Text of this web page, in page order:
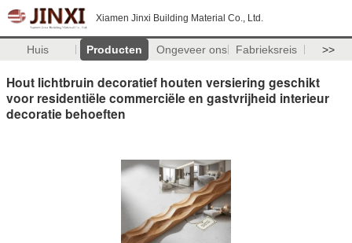
Xiamen Jinxi Building Material Co., Ltd.
Huis Producten Ongeveer ons Fabrieksreis >>
Hout lichtbruin decoratief houten versiering geschikt
voor residentiële commerciële en gastvrijheid interieur
decoratie behoeften